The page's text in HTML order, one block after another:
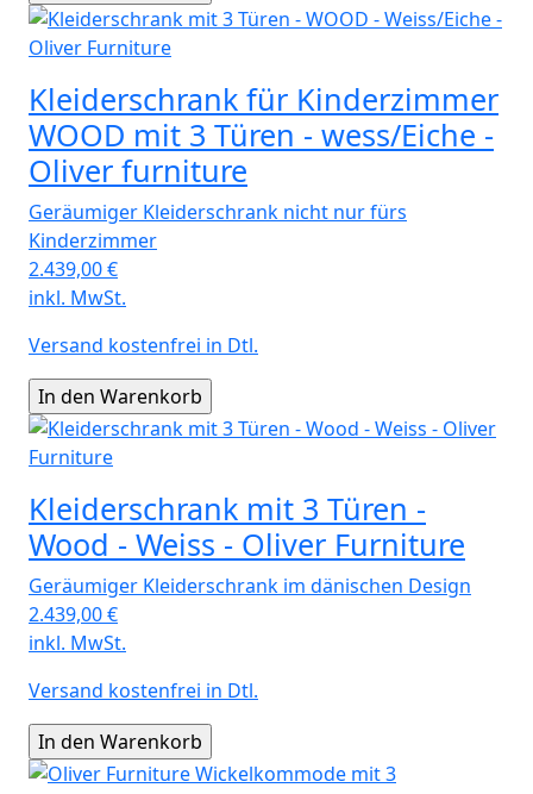
Kleiderschrank für Kinderzimmer
WOOD mit 3 Türen - wess/Eiche -
Oliver furniture
Geräumiger Kleiderschrank nicht nur fürs
Kinderzimmer
2.439,00€
inkl. MwSt.
Versand kostenfrei in Dtl.
Kleiderschrank mit 3 Türen -
Wood - Weiss - Oliver Furniture
Geräumiger Kleiderschrank im dänischen Design
2.439,00€
inkl. MwSt.
Versand kostenfrei in Dtl.